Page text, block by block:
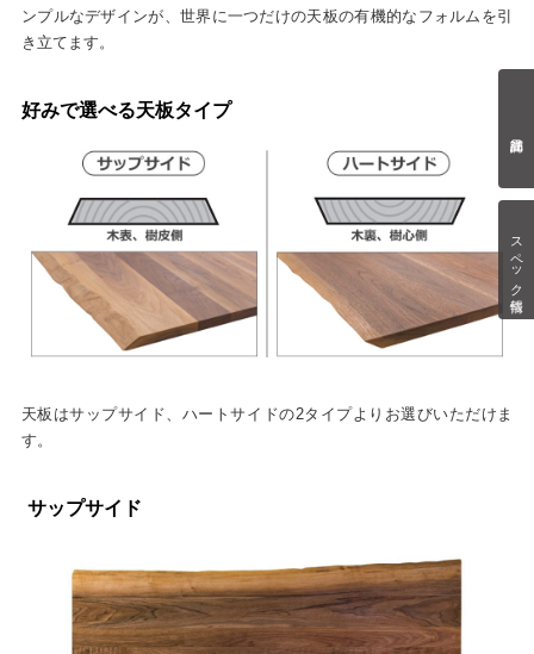
スペック情報
ンプルなデザインが、世界に一つだけの天板の有機的なフォルムを引
き立てます。
好みで選べる天板タイプ
天板はサップサイド、ハートサイドの2タイプよりお選びいただけま
す。
サップサイド